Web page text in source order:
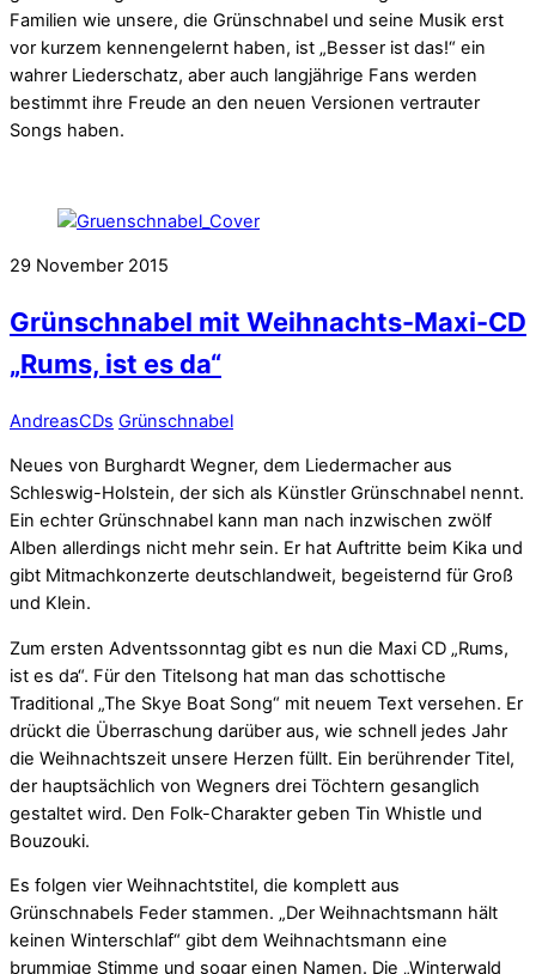
Familien wie unsere, die Grünschnabel und seine Musik erst
vor kurzem kennengelernt haben, ist „Besser ist das!“ ein
wahrer Liederschatz, aber auch langjährige Fans werden
bestimmt ihre Freude an den neuen Versionen vertrauter
Songs haben.
29 November 2015
Grünschnabel mit Weihnachts-Maxi-CD
„Rums, ist es da“
AndreasCDs Grünschnabel
Neues von Burghardt Wegner, dem Liedermacher aus
Schleswig-Holstein, der sich als Künstler Grünschnabel nennt.
Ein echter Grünschnabel kann man nach inzwischen zwölf
Alben allerdings nicht mehr sein. Er hat Auftritte beim Kika und
gibt Mitmachkonzerte deutschlandweit, begeisternd für Groß
und Klein.
Zum ersten Adventssonntag gibt es nun die Maxi CD „Rums,
ist es da“. Für den Titelsong hat man das schottische
Traditional „The Skye Boat Song“ mit neuem Text versehen. Er
drückt die Überraschung darüber aus, wie schnell jedes Jahr
die Weihnachtszeit unsere Herzen füllt. Ein berührender Titel,
der hauptsächlich von Wegners drei Töchtern gesanglich
gestaltet wird. Den Folk-Charakter geben Tin Whistle und
Bouzouki.
Es folgen vier Weihnachtstitel, die komplett aus
Grünschnabels Feder stammen. „Der Weihnachtsmann hält
keinen Winterschlaf“ gibt dem Weihnachtsmann eine
brummige Stimme und sogar einen Namen. Die „Winterwald